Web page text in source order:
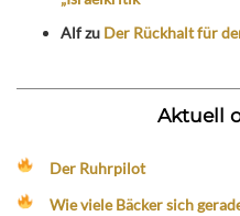
Alfzu Der Rückhalt für
Aktuell
Der Ruhrpilot
Wie viele Bäcker sich